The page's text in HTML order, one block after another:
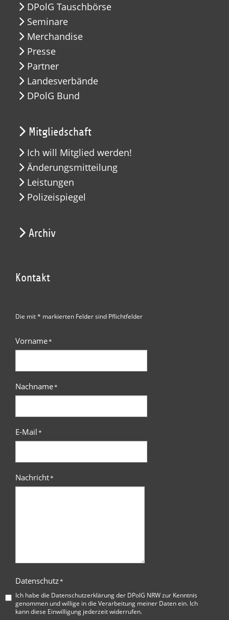
DPolG Tauschbörse
Seminare
Merchandise
Presse
Partner
Landesverbände
DPolG Bund
Mitgliedschaft
Ich will Mitglied werden!
Änderungsmitteilung
Leistungen
Polizeispiegel
Archiv
Kontakt
Die mit * markierten Felder sind Pflichtfelder
Vorname*
Nachname*
E-Mail*
Nachricht*
Datenschutz*
Ich habe die Datenschutzerklärung der DPolG NRWzur Kenntnis
genommen und willige in die Verarbeitung meiner Daten ein. Ich
kann diese Einwilligung jederzeit widerrufen.